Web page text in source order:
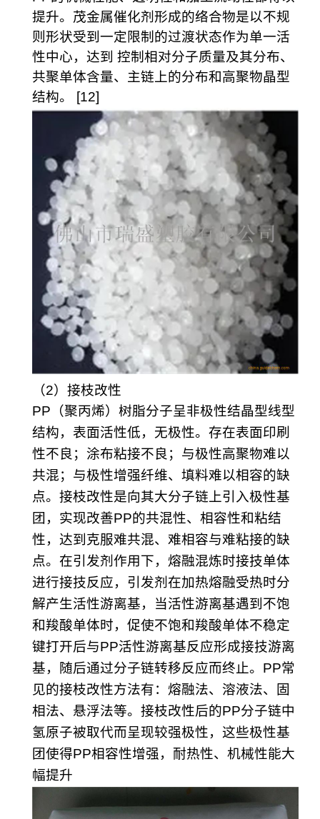
提升。茂金属催化剂形成的络合物是以不规
则形状受到一定限制的过渡状态作为单一活
性中心，达到 控制相对分子质量及其分布、
共聚单体含量、主链上的分布和高聚物晶型
结构。 [12]
（2）接枝改性
PP（聚丙烯）树脂分子呈非极性结晶型线型
结构，表面活性低，无极性。存在表面印刷
性不良；涂布粘接不良；与极性高聚物难以
共混；与极性增强纤维、填料难以相容的缺
点。接枝改性是向其大分子链上引入极性基
团，实现改善PP的共混性、相容性和粘结
性，达到克服难共混、难相容与难粘接的缺
点。在引发剂作用下，熔融混炼时接技单体
进行接技反应，引发剂在加热熔融受热时分
解产生活性游离基，当活性游离基遇到不饱
和羧酸单体时，促使不饱和羧酸单体不稳定
键打开后与PP活性游离基反应形成接技游离
基，随后通过分子链转移反应而终止。PP常
见的接枝改性方法有：熔融法、溶液法、固
相法、悬浮法等。接枝改性后的PP分子链中
氢原子被取代而呈现较强极性，这些极性基
团使得PP相容性增强，耐热性、机械性能大
幅提升